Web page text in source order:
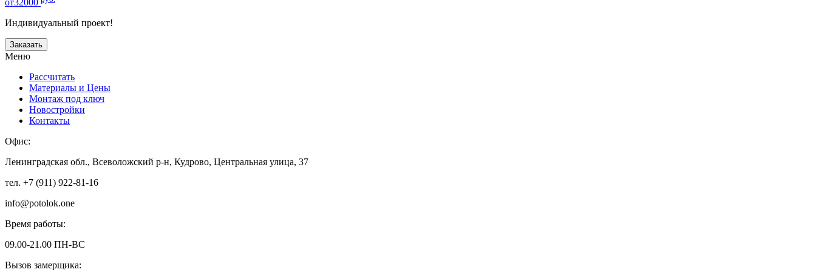
Индивидуальный проект!
Заказать
Меню
Рассчитать
Материалы и Цены
Монтаж под ключ
Новостройки
Контакты
Офис:
Ленинградская обл., Всеволожский р-н, Кудрово, Центральная улица, 37
тел. +7 (911) 922-81-16
info@potolok.one
Время работы:
09.00-21.00 ПН-ВС
Вызов замерщика: